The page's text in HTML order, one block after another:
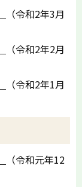
（令和2年3月
（令和2年2月
（令和2年1月
（令和元年12